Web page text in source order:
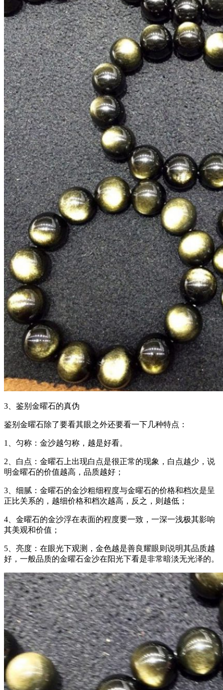
3、鉴别金曜石的真伪
鉴别金曜石除了要看其眼之外还要看一下几种特点：
1、匀称：金沙越匀称，越是好看。
2、白点：金曜石上出现白点是很正常的现象，白点越少，说
明金曜石的价值越高，品质越好；
3、细腻：金曜石的金沙粗细程度与金曜石的价格和档次是呈
正比关系的，越细价格和档次越高，反之，则越低；
4、金曜石的金沙浮在表面的程度要一致，一深一浅极其影响
其美观和价值；
5、亮度：在眼光下观测，金色越是善良耀眼则说明其品质越
好，一般品质的金曜石金沙在阳光下看是非常暗淡无光泽的。